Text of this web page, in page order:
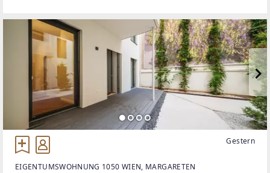
Gestern
EIGENTUMSWOHNUNG 1050 WIEN, MARGARETEN